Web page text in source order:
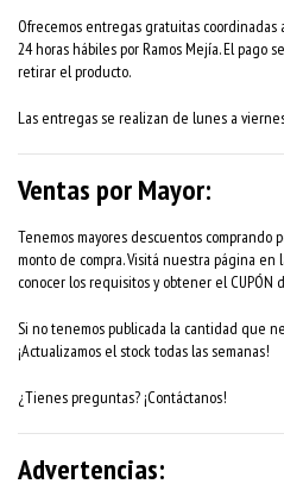
Ofrecemos entregas gratuitas
24 horas hábiles por Ramos Mejía. El pago
retirar el producto.
Las entregas se realizan de lunes a
Ventas por Mayor:
Tenemos mayores descuentos comprando
monto de compra. Visitá nuestra página en
conocer los requisitos y obtener el
Si no tenemos publicada la cantidad que
¡Actualizamos el stock todas las semanas!
¿Tienes preguntas? ¡Contáctanos!
Advertencias: